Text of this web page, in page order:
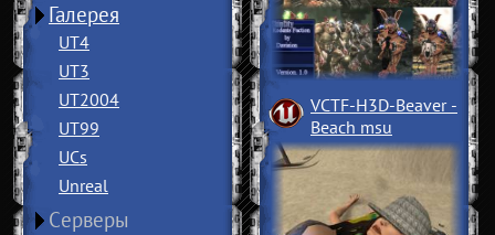
Галерея
UT4
UT3
UT2004
UT99
UCs
Unreal
Серверы
VCTF-H3D-Beaver ­
Beach msu